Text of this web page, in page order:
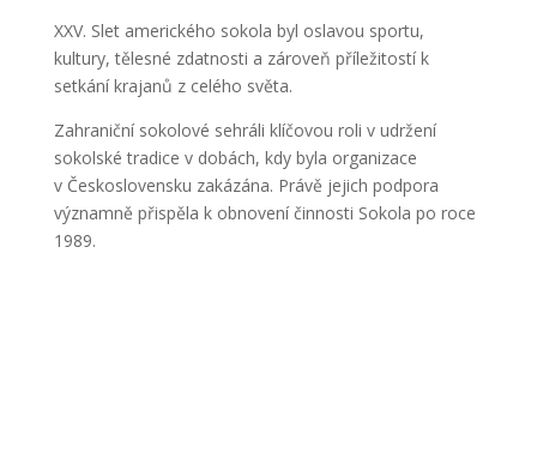
XXV. Slet amerického sokola byl oslavou sportu,
kultury, tělesné zdatnosti a zároveň příležitostí k
setkání krajanů z celého světa.
Zahraniční sokolové sehráli klíčovou roli v udržení
sokolské tradice v dobách, kdy byla organizace
v Československu zakázána. Právě jejich podpora
významně přispěla k obnovení činnosti Sokola po roce
1989.